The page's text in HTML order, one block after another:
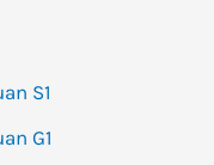
S1
G1